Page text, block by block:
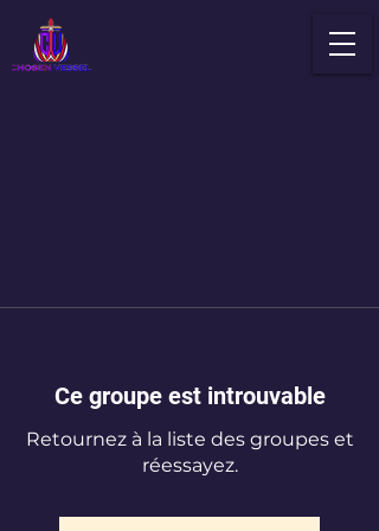
Ce groupe est introuvable
Retournez à la liste des groupes et
réessayez.